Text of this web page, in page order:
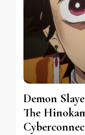
Demon
The